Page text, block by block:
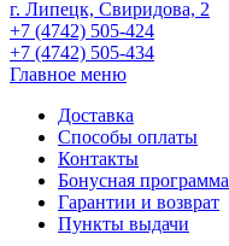
г. Липецк, Свиридова, 2
+7 (4742) 505-424
+7 (4742) 505-434
Главное меню
Доставка
Способы оплаты
Контакты
Бонусная программа
Гарантии и возврат
Пункты выдачи